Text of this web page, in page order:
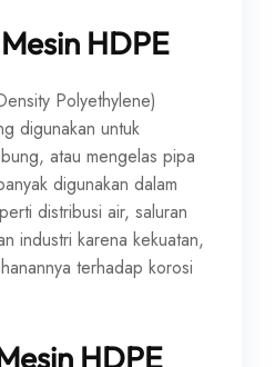
HDPE
Polyethylene)
digunakan untuk
atau mengelas pipa
digunakan dalam
distribusi air, saluran
industri karena kekuatan,
terhadap korosi
HDPE